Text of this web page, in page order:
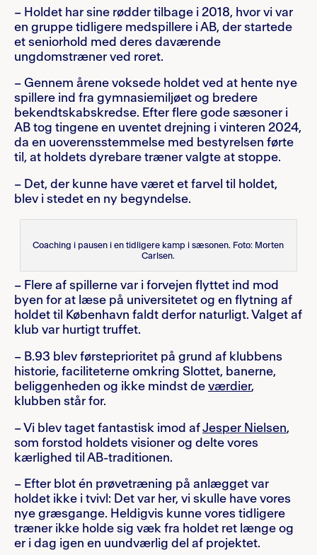
– Holdet har sine rødder tilbage i 2018, hvor vi var
en gruppe tidligere medspillere i AB, der startede
et seniorhold med deres daværende
ungdomstræner ved roret.
– Gennem årene voksede holdet ved at hente nye
spillere ind fra gymnasiemiljøet og bredere
bekendtskabskredse. Efter flere gode sæsoner i
AB tog tingene en uventet drejning i vinteren 2024,
da en uoverensstemmelse med bestyrelsen førte
til, at holdets dyrebare træner valgte at stoppe.
– Det, der kunne have været et farvel til holdet,
blev i stedet en ny begyndelse.
Coaching i pausen i en tidligere kamp i sæsonen. Foto: Morten
Carlsen.
– Flere af spillerne var i forvejen flyttet ind mod
byen for at læse på universitetet og en flytning af
holdet til København faldt derfor naturligt. Valget af
klub var hurtigt truffet.
– B.93 blev førsteprioritet på grund af klubbens
historie, faciliteterne omkring Slottet, banerne,
beliggenheden og ikke mindst de værdier,
klubben står for.
– Vi blev taget fantastisk imod afJesper Nielsen,
som forstod holdets visioner og delte vores
kærlighed til AB-traditionen.
– Efter blot én prøvetræning på anlægget var
holdet ikke i tvivl: Det var her, vi skulle have vores
nye græsgange. Heldigvis kunne vores tidligere
træner ikke holde sig væk fra holdet ret længe og
er i dag igen en uundværlig del af projektet.